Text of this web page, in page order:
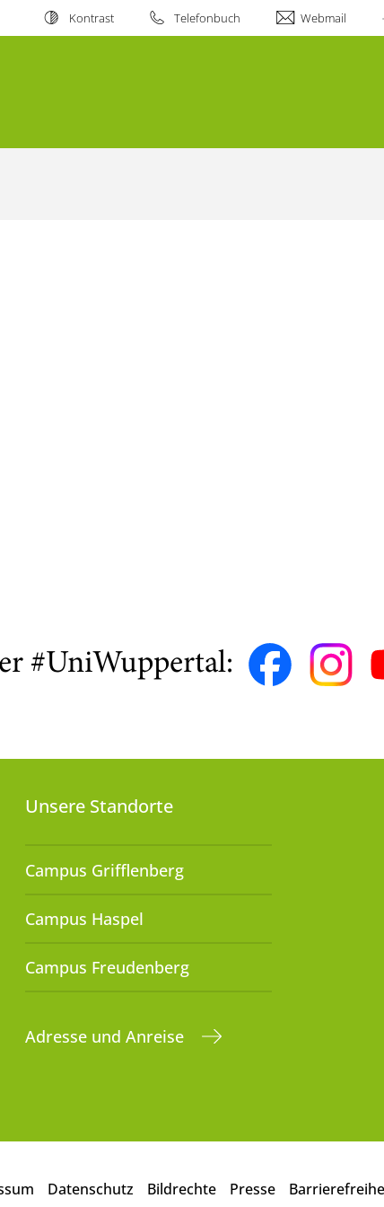
Kontrast Telefonbuch Webmail
#UniWuppertal:
Unsere Standorte
Campus Grifflenberg
Campus Haspel
Campus Freudenberg
Adresse und Anreise
Datenschutz Bildrechte Presse